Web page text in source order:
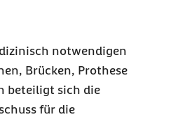
notwendigen
Brücken, Prothese
beteiligt sich die
für die